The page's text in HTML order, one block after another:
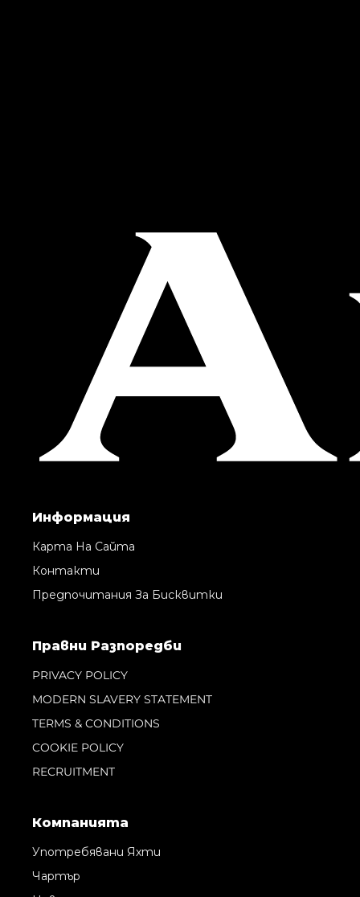
Информация
Карта На Сайта
Контакти
Предпочитания За Бисквитки
Правни Pазпоредби
PRIVACY POLICY
MODERN SLAVERY STATEMENT
TERMS & CONDITIONS
COOKIE POLICY
RECRUITMENT
Компанията
Употребявани Яхти
Чартър